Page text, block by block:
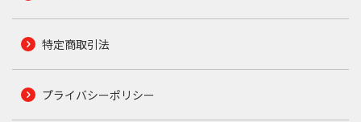
特定商取引法
プライバシーポリシー